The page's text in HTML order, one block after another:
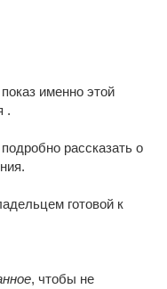
именно этой
.
рассказать о
готовой к
, чтобы не